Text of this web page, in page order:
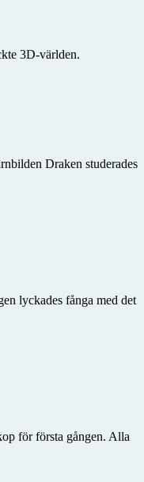
3D-världen.
Draken studerades
lyckades fånga med det
för första gången. Alla